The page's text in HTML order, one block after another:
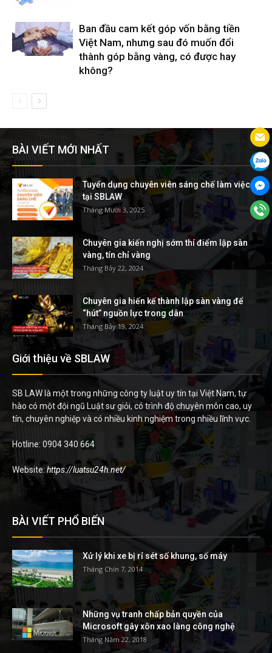
Ban đầu cam kết góp vốn bằng tiền
Việt Nam, nhưng sau đó muốn đổi
thành góp bằng vàng, có được hay
không?
BÀI VIẾT MỚI NHẤT
Tuyển dụng chuyên viên sáng chế làm việc
tại SBLAW
Tháng Mười 3, 2025
Chuyên gia kiến nghị sớm thí điểm lập sàn
vàng, tín chỉ vàng
Tháng Bảy 22, 2024
Chuyên gia hiến kế thành lập sàn vàng để
“hút” nguồn lực trong dân
Tháng Bảy 19, 2024
Giới thiệu về SBLAW
SB LAW là một trong những công ty luật uy tín tại Việt Nam, tự
hào có một đội ngũ Luật sư giỏi, có trình độ chuyên môn cao, uy
tín, chuyên nghiệp và có nhiều kinh nghiệm trong nhiều lĩnh vực.
Hotline: 0904 340 664
Website: https://luatsu24h.net/
BÀI VIẾT PHỔ BIẾN
Xử lý khi xe bị rỉ sét số khung, số máy
Tháng Chín 7, 2014
Những vụ tranh chấp bản quyền của
Microsoft gây xôn xao làng công nghệ
Tháng Năm 22, 2018